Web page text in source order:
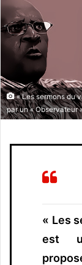
c
o
u
r
« Les sermons du
par un « Observateur
« Les
est